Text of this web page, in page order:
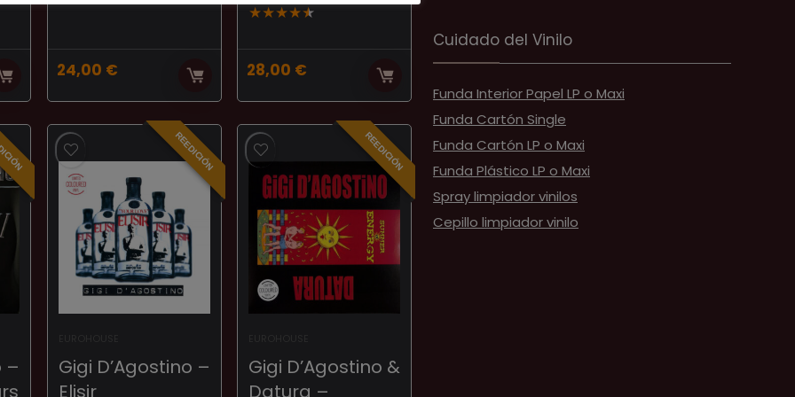
24,00 €
★★★★★
28,00 €
–
REEDICIÓN
Gigi D’Agostino –
Elisir
REEDICIÓN
Gigi D’Agostino &
Datura –
Cuidado del Vinilo
Funda Interior Papel LP o Maxi
Funda Cartón Single
Funda Cartón LP o Maxi
Funda Plástico LP o Maxi
Spray limpiador vinilos
Cepillo limpiador vinilo